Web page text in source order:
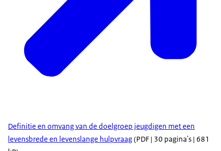
Definitie en omvang van de doelgroep jeugdigen met een
levensbrede en levenslange hulpvraag(PDF | 30 pagina's | 681